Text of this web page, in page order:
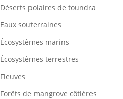
Déserts polaires de toundra
Eaux souterraines
Écosystèmes marins
Écosystèmes terrestres
Fleuves
Forêts de mangrove côtières